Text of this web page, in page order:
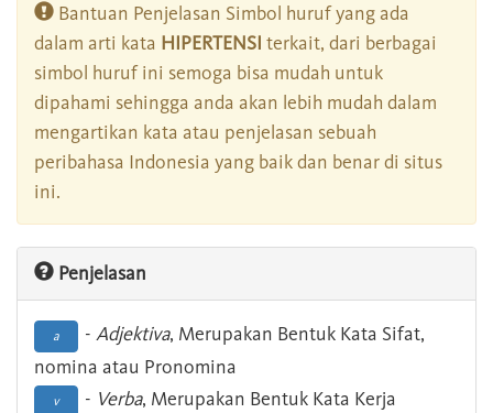
Bantuan Penjelasan Simbol huruf yang ada
dalam arti kata HIPERTENSI terkait, dari berbagai
simbol huruf ini semoga bisa mudah untuk
dipahami sehingga anda akan lebih mudah dalam
mengartikan kata atau penjelasan sebuah
peribahasa Indonesia yang baik dan benar di situs
ini.
Penjelasan
a - Adjektiva, Merupakan Bentuk Kata Sifat,
nomina atau Pronomina
v - Verba, Merupakan Bentuk Kata Kerja